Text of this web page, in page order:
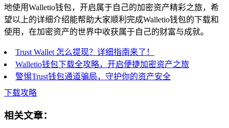
地使用Walletio钱包，开启属于自己的加密资产精彩之旅，希
望以上的详细介绍能帮助大家顺利完成Walletio钱包的下载和
使用，在加密资产的世界中收获属于自己的财富与成就。
Trust Wallet 怎么提现？详细指南来了！
Walletio钱包下载全攻略，开启便捷加密资产之旅
警惕Trust钱包通道骗局，守护你的资产安全
下载攻略
相关文章：